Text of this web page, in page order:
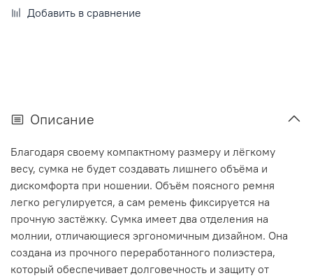
Добавить в сравнение
Описание
Благодаря своему компактному размеру и лёгкому
весу, сумка не будет создавать лишнего объёма и
дискомфорта при ношении. Объём поясного ремня
легко регулируется, а сам ремень фиксируется на
прочную застёжку. Сумка имеет два отделения на
молнии, отличающиеся эргономичным дизайном. Она
создана из прочного переработанного полиэстера,
который обеспечивает долговечность и защиту от